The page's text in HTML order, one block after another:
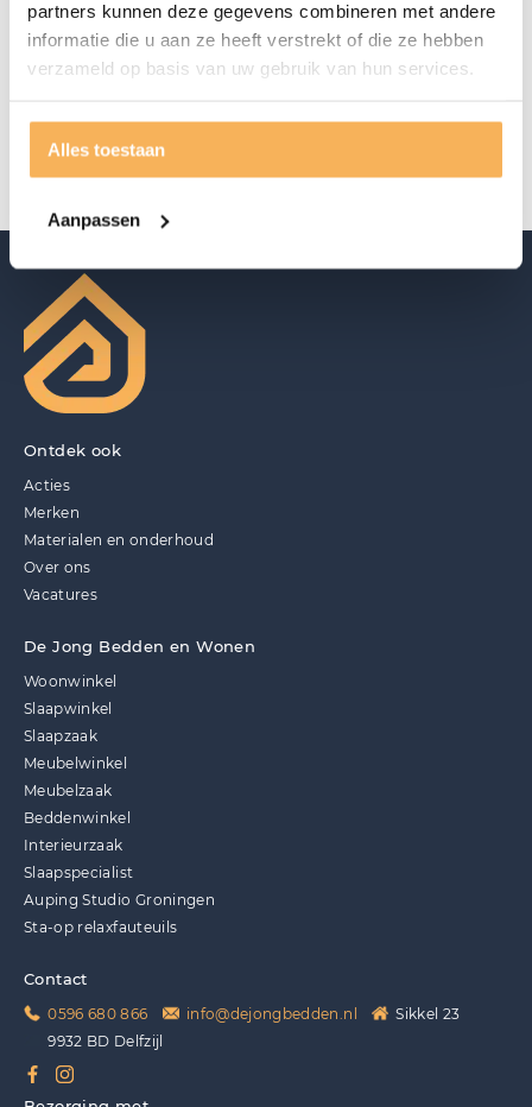
partners kunnen deze gegevens combineren met andere
informatie die u aan ze heeft verstrekt of die ze hebben
verzameld op basis van uw gebruik van hun services.
Alles toestaan
Aanpassen
Ontdek ook
Acties
Merken
Materialen en onderhoud
Over ons
Vacatures
De Jong Bedden en Wonen
Woonwinkel
Slaapwinkel
Slaapzaak
Meubelwinkel
Meubelzaak
Beddenwinkel
Interieurzaak
Slaapspecialist
Auping Studio Groningen
Sta-op relaxfauteuils
Contact
0596 680 866 info@dejongbedden.nl
Sikkel 23
9932 BD Delfzijl